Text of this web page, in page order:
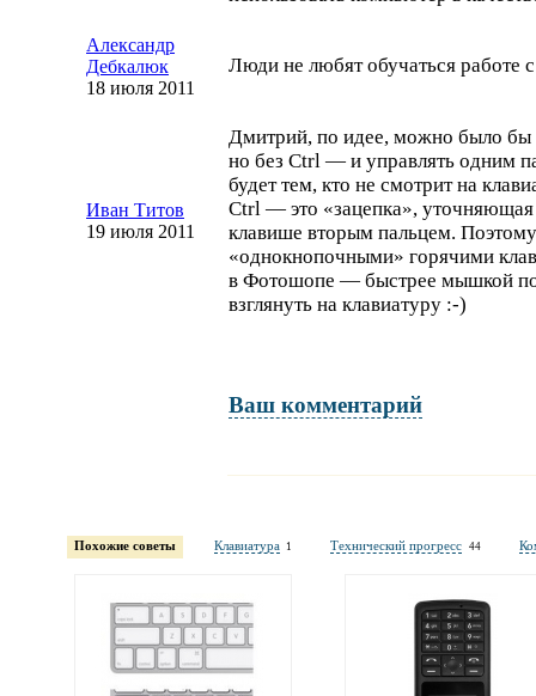
Александр
Дебкалюк
18 июля 2011
Люди не любят обучаться работе
Иван Титов
19 июля 2011
Дмитрий, по идее, можно было бы
но без Ctrl — и управлять одним
будет тем, кто не смотрит на
Ctrl — это «зацепка»,
клавише вторым пальцем.
«однокнопочными» горячими
в Фотошопе — быстрее мышкой
взглянуть на клавиатуру :-)
Ваш комментарий
обязательны полностью для публикации
Электронная
Похожие советы Клавиатура 1 Технический прогресс 44